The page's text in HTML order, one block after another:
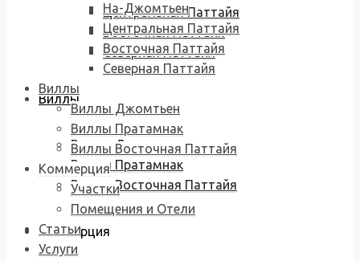
Центральная Паттайя
Восточная Паттайя
Северная Паттайя
Виллы
Виллы Джомтьен
Виллы Пратамнак
Виллы Восточная Паттайя
Коммерция
На-Джомтьен
Центральная Паттайя
Восточная Паттайя
Северная Паттайя
Виллы
Виллы Джомтьен
Виллы Пратамнак
Виллы Восточная Паттайя
Коммерция
Участки
Помещения и Отели
Статьи
Услуги